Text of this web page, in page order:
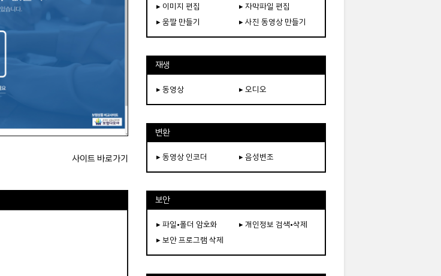
사이트 바로가기
▸ 이미지 편집
▸ 자막파일 편집
▸ 움짤 만들기
▸ 사진 동영상 만들기
재생
▸ 동영상 ▸ 오디오
변환
▸ 동영상 인코더 ▸ 음성변조
보안
▸ 파일•폴더 암호화
▸ 개인정보 검색•삭제
▸ 보안 프로그램 삭제